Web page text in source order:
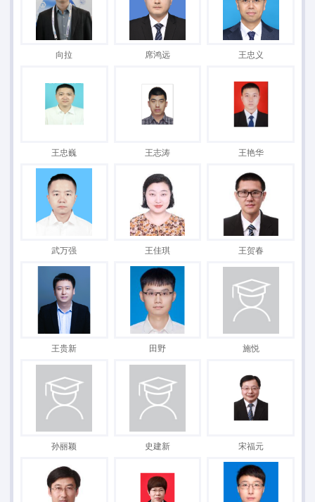
向拉 席鸿远 王忠义
王忠巍 王志涛 王艳华
武万强 王佳琪 王贺春
王贵新 田野 施悦
孙丽颖 史建新 宋福元